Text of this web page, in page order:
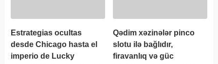
Estrategias ocultas
desde Chicago hasta el
imperio de Lucky
Qədim xəzinələr pinco
slotu ilə bağlıdır,
firavanlıq və güc